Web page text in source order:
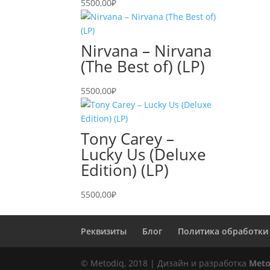
5500,00₽
Nirvana – Nirvana
(The Best of) (LP)
5500,00₽
Tony Carey –
Lucky Us (Deluxe
Edition) (LP)
5500,00₽
Реквизиты Блог Политика
© Metodiq, 2018 | Дизайн и разработка